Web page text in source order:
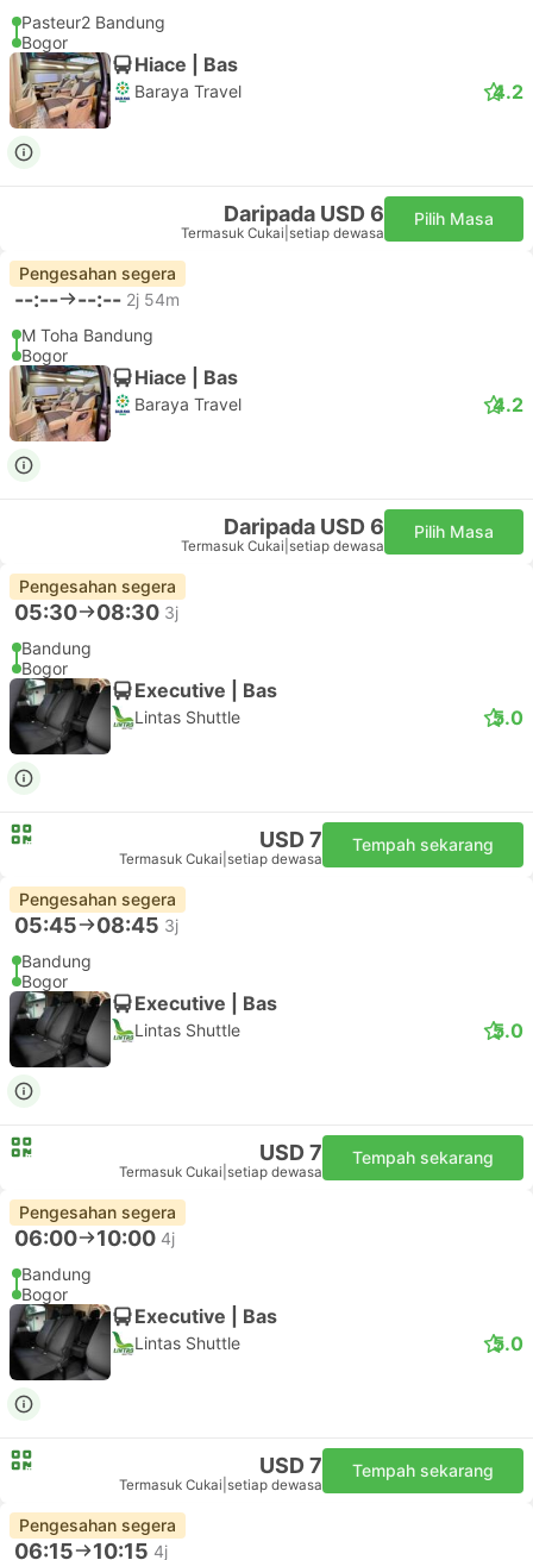
Pasteur2 Bandung
Bogor
Hiace | Bas
Baraya Travel 4.2
Daripada USD 6
Termasuk Cukai setiap dewasa
Pilih Masa
Pengesahan segera
--:-- --:-- 2j 54m
M Toha Bandung
Bogor
Hiace | Bas
Baraya Travel 4.2
Daripada USD 6
Termasuk Cukai setiap dewasa
Pilih Masa
Pengesahan segera
05:30 08:30 3j
Bandung
Bogor
Executive | Bas
Lintas Shuttle 5.0
USD 7
Termasuk Cukai setiap dewasa
Tempah sekarang
Pengesahan segera
05:45 08:45 3j
Bandung
Bogor
Executive | Bas
Lintas Shuttle 5.0
USD 7
Termasuk Cukai setiap dewasa
Tempah sekarang
Pengesahan segera
06:00 10:00 4j
Bandung
Bogor
Executive | Bas
Lintas Shuttle 5.0
USD 7
Termasuk Cukai setiap dewasa
Tempah sekarang
Pengesahan segera
06:15 10:15 4j